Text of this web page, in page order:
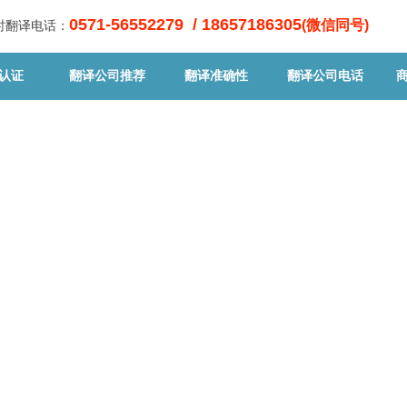
翻译电话： 0571-56552279 / 18657186305(微信同号)
证 翻译公司推荐 翻译准确性 翻译公司电话